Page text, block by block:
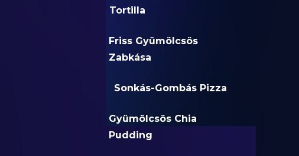
Tortilla
Friss Gyümölcsös
Zabkása
Sonkás-Gombás Pizza
Gyümölcsös Chia
Pudding